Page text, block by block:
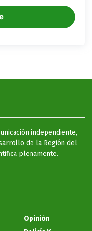
independiente,
de la Región del
plenamente.
Opinión